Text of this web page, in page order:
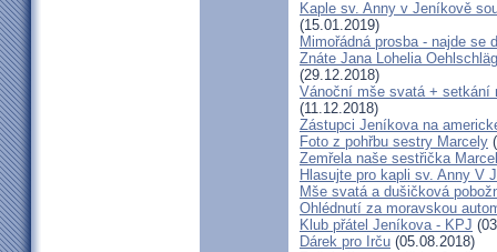
Kaple sv. Anny v Jeníkově
(15.01.2019)
Mimořádná prosba - najde se
Znáte Jana Lohelia
(29.12.2018)
Vánoční mše svatá + setkání
(11.12.2018)
Zástupci Jeníkova na
Foto z pohřbu sestry Marcely
Zemřela naše sestřička
Hlasujte pro kapli sv. Anny V
Mše svatá a dušičková
Ohlédnutí za moravskou
Klub přátel Jeníkova - KPJ
Dárek pro Irču (05.08.2018)